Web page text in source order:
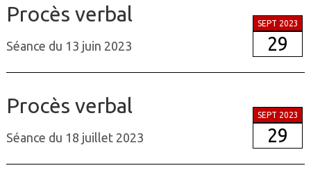
Procès verbal
Séance du 13 juin 2023
SEPT 2023
29
Procès verbal
Séance du 18 juillet 2023
SEPT 2023
29